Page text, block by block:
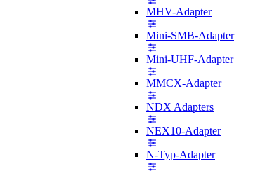
MHV-Adapter
Mini-SMB-Adapter
Mini-UHF-Adapter
MMCX-Adapter
NDX Adapters
NEX10-Adapter
N-Typ-Adapter